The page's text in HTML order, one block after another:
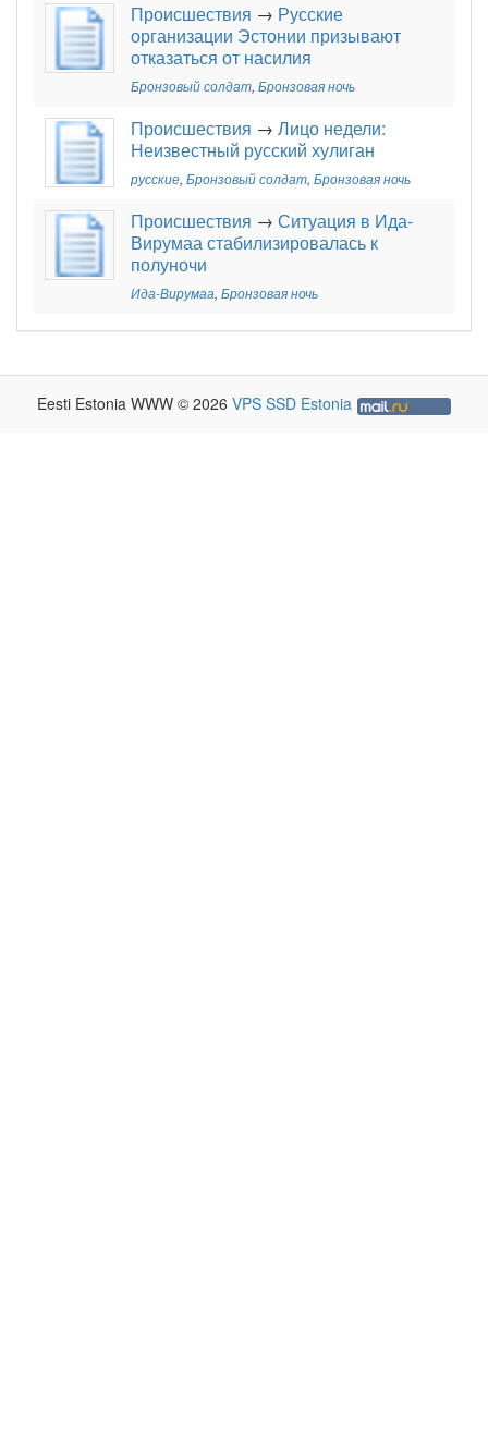
Происшествия → Русские
организации Эстонии призывают
отказаться от насилия
Бронзовый солдат, Бронзовая ночь
Происшествия → Лицо недели:
Неизвестный русский хулиган
русские, Бронзовый солдат, Бронзовая ночь
Происшествия → Ситуация в Ида-
Вирумаа стабилизировалась к
полуночи
Ида-Вирумаа, Бронзовая ночь
Eesti Estonia WWW © 2026 VPS SSD Estonia